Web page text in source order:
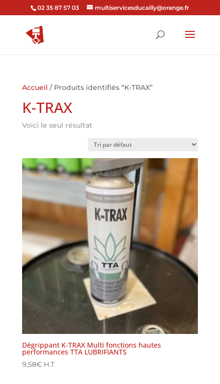
02 35 87 57 03 multiservicesducailly@orange.fr
Accueil / Produits identifiés “K-TRAX”
K-TRAX
Voici le seul résultat
Dégrippant K-TRAX Multi fonctions hautes
performances TTA LUBRIFIANTS
9,58€ H.T